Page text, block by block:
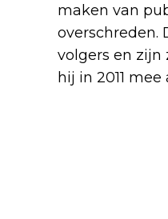
maken van
overschreden.
volgers en zijn
hij in 2011